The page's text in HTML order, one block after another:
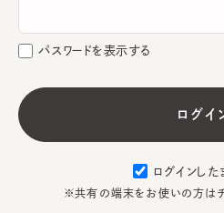
パスワードを表示する
ログインした
※共有の端末をお使いの方はチ